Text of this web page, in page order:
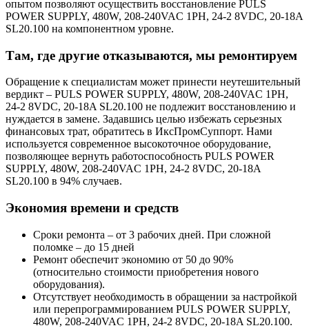
опытом позволяют осуществить восстановление PULS
POWER SUPPLY, 480W, 208-240VAC 1PH, 24-2 8VDC, 20-18A
SL20.100 на компонентном уровне.
Там, где другие отказываются, мы ремонтируем
Обращение к специалистам может принести неутешительный
вердикт – PULS POWER SUPPLY, 480W, 208-240VAC 1PH,
24-2 8VDC, 20-18A SL20.100 не подлежит восстановлению и
нуждается в замене. Задавшись целью избежать серьезных
финансовых трат, обратитесь в ИксПромСуппорт. Нами
используется современное высокоточное оборудование,
позволяющее вернуть работоспособность PULS POWER
SUPPLY, 480W, 208-240VAC 1PH, 24-2 8VDC, 20-18A
SL20.100 в 94% случаев.
Экономия времени и средств
Сроки ремонта – от 3 рабочих дней. При сложной
поломке – до 15 дней
Ремонт обеспечит экономию от 50 до 90%
(относительно стоимости приобретения нового
оборудования).
Отсутствует необходимость в обращении за настройкой
или перепрограммированием PULS POWER SUPPLY,
480W, 208-240VAC 1PH, 24-2 8VDC, 20-18A SL20.100.